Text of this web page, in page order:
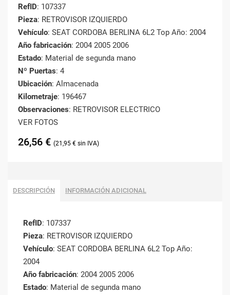
RefID: 107337
Pieza: RETROVISOR IZQUIERDO
Vehículo: SEAT CORDOBA BERLINA 6L2 Top Año: 2004
Año fabricación: 2004 2005 2006
Estado: Material de segunda mano
Nº Puertas: 4
Ubicación: Almacenada
Kilometraje: 196467
Observaciones: RETROVISOR ELECTRICO
VER FOTOS
26,56 € 21,95 €
DESCRIPCIÓN INFORMACIÓN ADICIONAL
RefID: 107337
Pieza: RETROVISOR IZQUIERDO
Vehículo: SEAT CORDOBA BERLINA 6L2 Top Año:
2004
Año fabricación: 2004 2005 2006
Estado: Material de segunda mano